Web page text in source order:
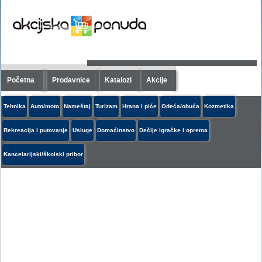
Početna Prodavnice Katalozi Akcije
Tehnika Auto/moto Nameštaj Turizam Hrana i piće Odeća/obuća Kozmetika
Rekreacija i putovanje Usluge Domaćinstvo Dečije igračke i oprema
Kancelarijski/školski pribor